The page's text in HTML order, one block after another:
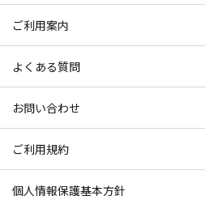
ご利用案内
よくある質問
お問い合わせ
ご利用規約
個人情報保護基本方針